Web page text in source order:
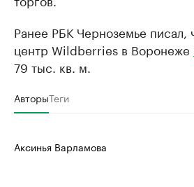
Ранее РБК Черноземье писал,
центр Wildberries в Воронеже
79 тыс. кв. м.
АвторыТеги
Аксинья Варламова